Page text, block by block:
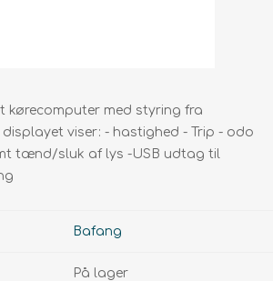
kørecomputer med styring fra
displayet viser: - hastighed - Trip - odo
tænd/sluk af lys -USB udtag til
Bafang
På lager